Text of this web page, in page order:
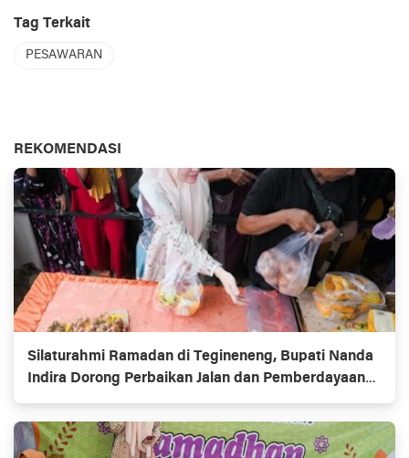
Tag Terkait
PESAWARAN
REKOMENDASI
Silaturahmi Ramadan di Tegineneng, Bupati Nanda
Indira Dorong Perbaikan Jalan dan Pemberdayaan
UMKM